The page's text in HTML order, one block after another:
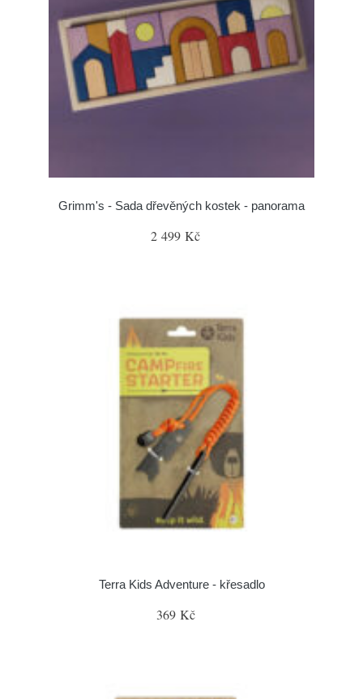
Grimm's - Sada dřevěných kostek - panorama
2 499 Kč
Terra Kids Adventure - křesadlo
369 Kč